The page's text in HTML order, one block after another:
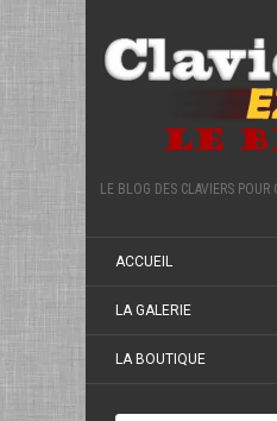
LE BLOG DES CLAVIERS
ACCUEIL
LA GALERIE
LA BOUTIQUE